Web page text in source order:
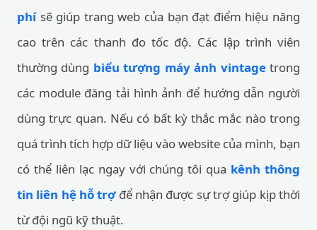
phísẽ giúp trang web của bạn đạt điểm hiệu năng
cao trên các thanh đo tốc độ. Các lập trình viên
thường dùng biểu tượng máy ảnh vintagetrong
các module đăng tải hình ảnh để hướng dẫn người
dùng trực quan. Nếu có bất kỳ thắc mắc nào trong
quá trình tích hợp dữ liệu vào website của mình, bạn
có thể liên lạc ngay với chúng tôi qua kênh thông
tin liên hệ hỗ trợđể nhận được sự trợ giúp kịp thời
từ đội ngũ kỹ thuật.